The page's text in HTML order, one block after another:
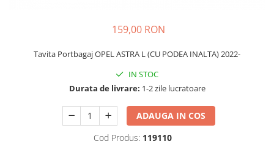
Inchidere Centralizata
Huse Scaune Auto
Tavite Portbagaj Dedicate
Covorase Auto/ Presuri Auto
159,00 RON
Tavita Portbagaj OPEL ASTRA L (CU PODEA INALTA) 2022-
IN STOC
Durata de livrare: 1-2 zile lucratoare
ADAUGA IN COS
Cod Produs: 119110